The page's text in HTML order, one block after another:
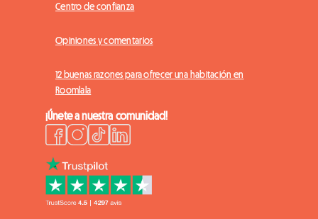
Centro de confianza
Opiniones y comentarios
12 buenas razones para ofrecer una habitación en
Roomlala
¡Únete a nuestra comunidad!